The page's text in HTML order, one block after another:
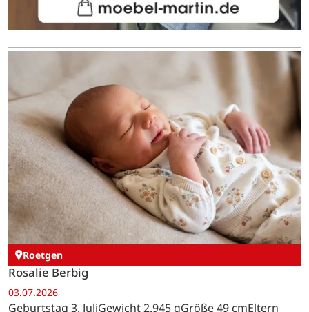
Roetgen
Rosalie Berbig
03.07.2026
Geburtstag 3. JuliGewicht 2.945 gGröße 49 cmEltern